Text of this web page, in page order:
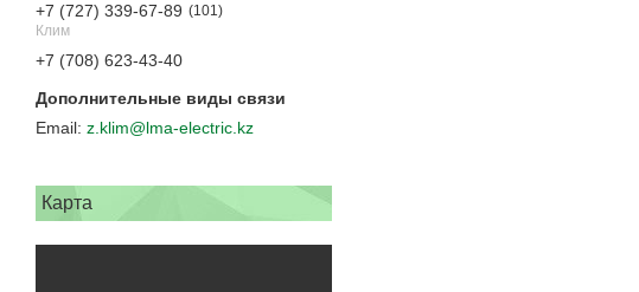
+7 (727) 339-67-89
101
Клим
+7 (708) 623-43-40
z.klim@lma-electric.kz
Карта